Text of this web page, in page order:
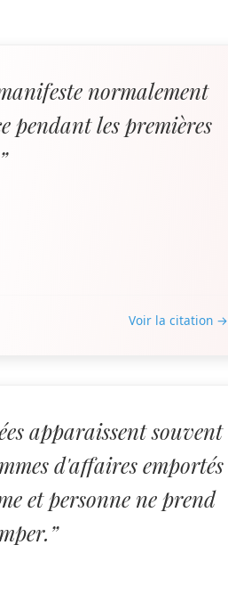
normalement
pendant les premières
Voir la citation →
apparaissent souvent
d'affaires emportés
et personne ne prend